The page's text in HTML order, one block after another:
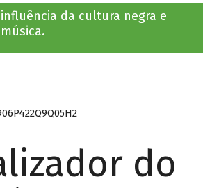
da cultura negra e
do